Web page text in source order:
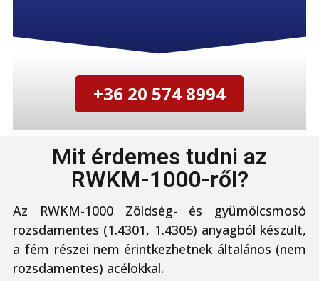
+36 20 574 8994
Mit érdemes tudni az
RWKM-1000-ről?
Az RWKM-1000 Zöldség- és gyümölcsmosó
rozsdamentes (1.4301, 1.4305) anyagból készült,
a fém részei nem érintkezhetnek általános (nem
rozsdamentes) acélokkal.